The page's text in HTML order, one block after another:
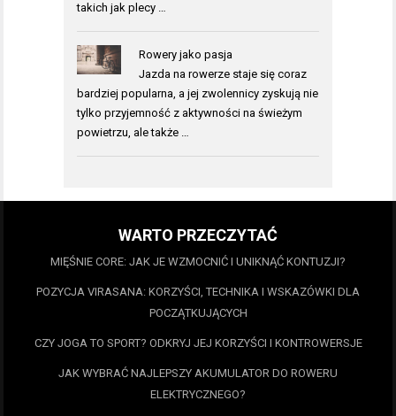
takich jak plecy …
Rowery jako pasja
Jazda na rowerze staje się coraz
bardziej popularna, a jej zwolennicy zyskują nie
tylko przyjemność z aktywności na świeżym
powietrzu, ale także …
WARTO PRZECZYTAĆ
MIĘŚNIE CORE: JAK JE WZMOCNIĆ I UNIKNĄĆ KONTUZJI?
POZYCJA VIRASANA: KORZYŚCI, TECHNIKA I WSKAZÓWKI DLA
POCZĄTKUJĄCYCH
CZY JOGA TO SPORT? ODKRYJ JEJ KORZYŚCI I KONTROWERSJE
JAK WYBRAĆ NAJLEPSZY AKUMULATOR DO ROWERU
ELEKTRYCZNEGO?